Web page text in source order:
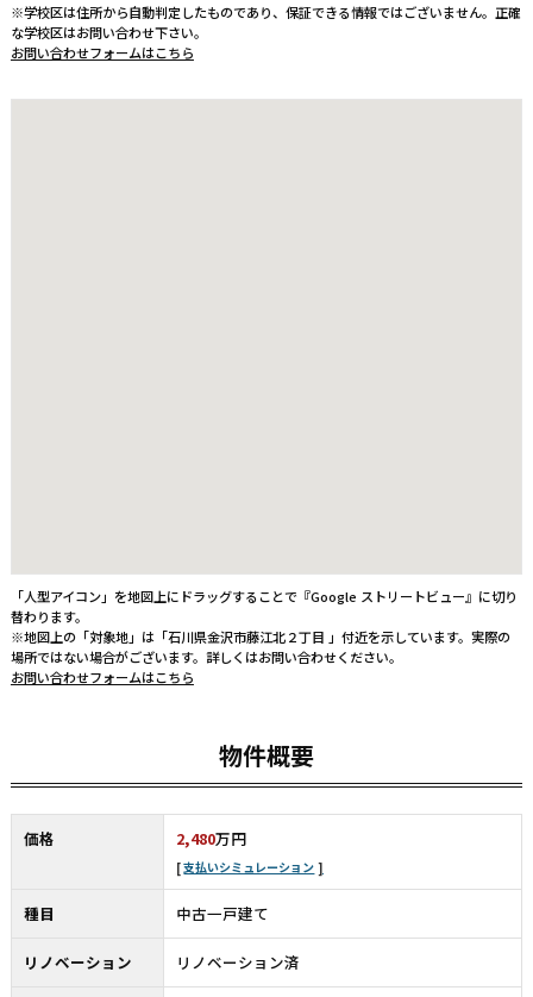
※学校区は住所から自動判定したものであり、保証できる情報ではございません。正確
な学校区はお問い合わせ下さい。
お問い合わせフォームはこちら
「人型アイコン」を地図上にドラッグすることで『Google ストリートビュー』に切り
替わります。
※地図上の「対象地」は「石川県金沢市藤江北２丁目 」付近を示しています。実際の
場所ではない場合がございます。詳しくはお問い合わせください。
お問い合わせフォームはこちら
物件概要
価格 2,480万円
支払いシミュレーション
種目 中古一戸建て
リノベーション リノベーション済